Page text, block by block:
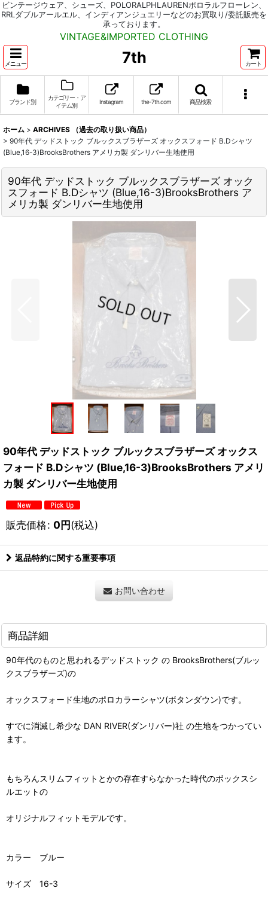
ビンテージウェア、シューズ、POLORALPHLAURENポロラルフローレン、
RRLダブルアールエル、インディアンジュエリーなどのお買取り/委託販売を
承っております。
VINTAGE&IMPORTED CLOTHING
メニュー 7th カート
ブランド別
カテゴリー・ア
イテム別
Instagram the-7th.com 商品検索
ホーム > ARCHIVES （過去の取り扱い商品）
> 90年代 デッドストック ブルックスブラザーズ オックスフォード B.Dシャツ
(Blue,16-3)BrooksBrothers アメリカ製 ダンリバー生地使用
90年代 デッドストック ブルックスブラザーズ オック
スフォード B.Dシャツ (Blue,16-3)BrooksBrothers ア
メリカ製 ダンリバー生地使用
90年代 デッドストック ブルックスブラザーズ オックス
フォード B.Dシャツ (Blue,16-3)BrooksBrothers アメリ
カ製 ダンリバー生地使用
販売価格: 0円(税込)
返品特約に関する重要事項
お問い合わせ
商品詳細
90年代のものと思われるデッドストック の BrooksBrothers(ブルッ
クスブラザーズ)の
オックスフォード生地のポロカラーシャツ(ボタンダウン)です。
すでに消滅し希少な DAN RIVER(ダンリバー)社 の生地をつかってい
ます。
もちろんスリムフィットとかの存在すらなかった時代のボックスシ
ルエットの
オリジナルフィットモデルです。
カラー ブルー
サイズ 16-3